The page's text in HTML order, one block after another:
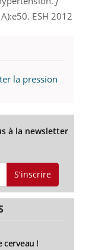
ESH 2012
la pression
à la newsletter
S'inscrire
!